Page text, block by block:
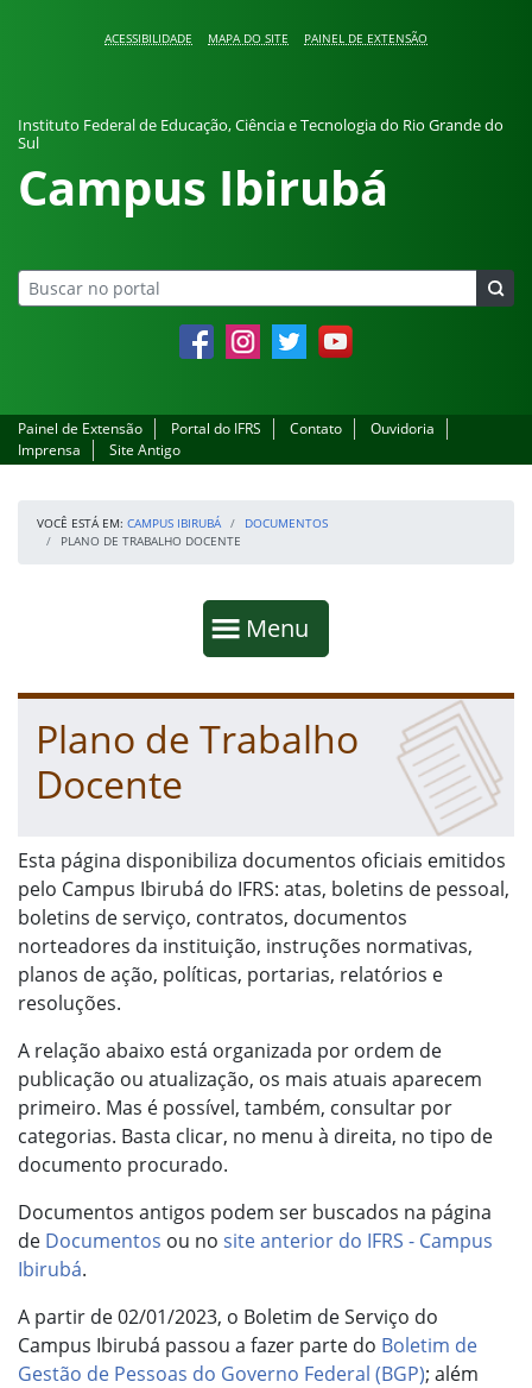
ACESSIBILIDADE MAPA DO SITE PAINEL DE EXTENSÃO
Instituto Federal de Educação, Ciência e Tecnologia do Rio Grande do
Sul
Campus Ibirubá
FacebookInstagramTwitter YouTube
Painel de Extensão Portal do IFRS Contato
Ouvidoria
Imprensa
Site Antigo
VOCÊ ESTÁ EM: CAMPUS IBIRUBÁ
DOCUMENTOS
PLANO DE TRABALHO DOCENTE
Mostrar
Menu
Fim da navegação
Início do conteúdo
Plano de Trabalho
Docente
Esta página disponibiliza documentos oficiais emitidos
pelo Campus Ibirubá do IFRS: atas, boletins de pessoal,
boletins de serviço, contratos, documentos
norteadores da instituição, instruções normativas,
planos de ação, políticas, portarias, relatórios e
resoluções.
A relação abaixo está organizada por ordem de
publicação ou atualização, os mais atuais aparecem
primeiro. Mas é possível, também, consultar por
categorias. Basta clicar, no menu à direita, no tipo de
documento procurado.
Documentos antigos podem ser buscados na página
de Documentos ou no site anterior do IFRS - Campus
Ibirubá.
A partir de 02/01/2023, o Boletim de Serviço do
Campus Ibirubá passou a fazer parte do Boletim de
Gestão de Pessoas do Governo Federal (BGP); além